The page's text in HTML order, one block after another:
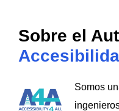
Sobre el
Somos